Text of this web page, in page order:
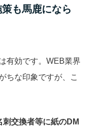
も馬鹿になら
有効です。WEB業界
ちな印象ですが、こ
交換者等に紙のDM